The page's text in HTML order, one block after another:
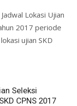
Lokasi Ujian
2017 periode
ujian SKD
Seleksi
CPNS 2017